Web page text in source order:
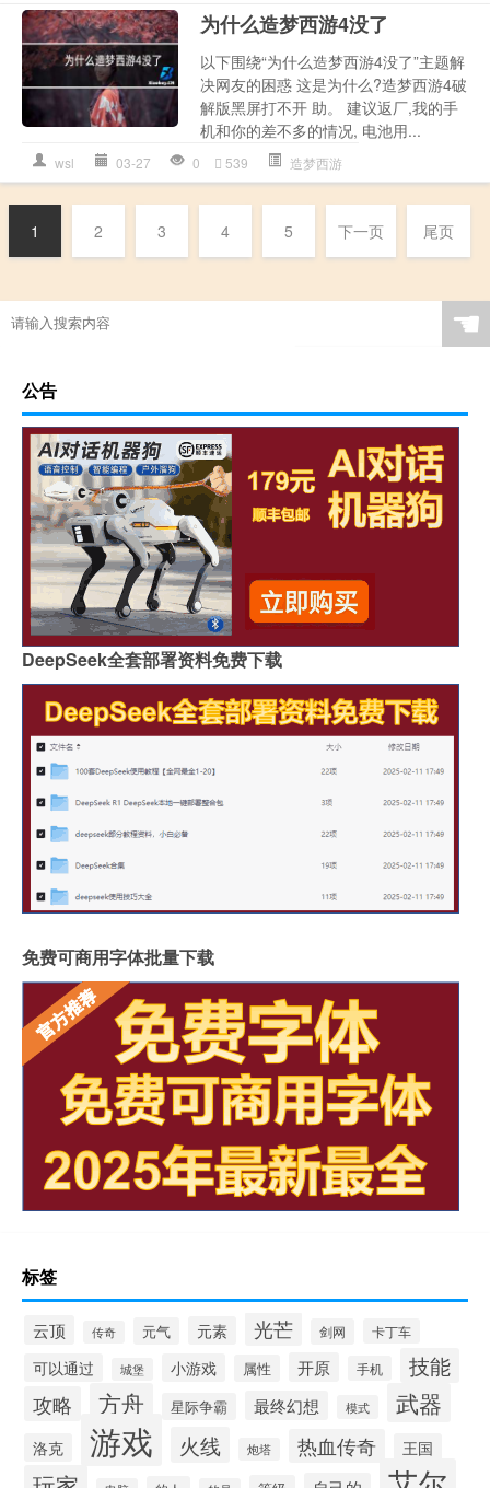
为什么造梦西游4没了
以下围绕“为什么造梦西游4没了”主题解
决网友的困惑 这是为什么?造梦西游4破
解版黑屏打不开 助。 建议返厂,我的手
机和你的差不多的情况, 电池用...
wsl 03-27 0 539 造梦西游
1 2 3 4 5 下一页 尾页
☚
公告
DeepSeek全套部署资料免费下载
免费可商用字体批量下载
标签
云顶 传奇 元气 元素 光芒 剑网 卡丁车
可以通过 城堡 小游戏 属性 开原 手机
技能
攻略
方舟 星际争霸 最终幻想 模式 武器
洛克 游戏 火线 炮塔 热血传奇 王国